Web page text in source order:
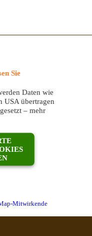
Sie
Daten wie
USA übertragen
– mehr
Mitwirkende